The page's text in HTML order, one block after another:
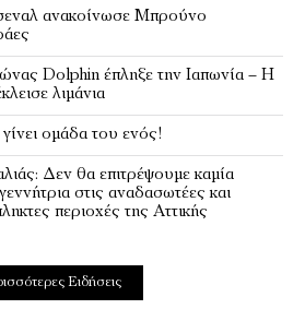
ανακοίνωσε Μπρούνο
Dolphin έπληξε την Ιαπωνία – H
λιμάνια
ομάδα του ενός!
Δεν θα επιτρέψουμε καμία
στις αναδασωτέες και
περιοχές της Αττικής
Ειδήσεις